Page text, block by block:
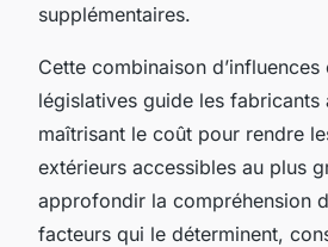
supplémentaires.
Cette combinaison
législatives guide les fabricants
maîtrisant le coût pour rendre
extérieurs accessibles au plus
approfondir la compréhension
facteurs qui le déterminent,